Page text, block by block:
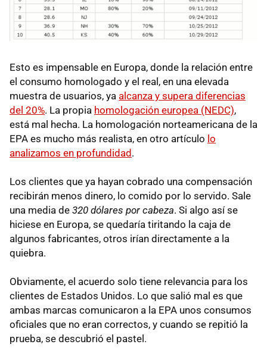
Esto es impensable en Europa, donde la relación entre
el consumo homologado y el real, en una elevada
muestra de usuarios, ya alcanza y supera diferencias
del 20%. La propia homologación europea (NEDC),
está mal hecha. La homologación norteamericana de la
EPA es mucho más realista, en otro artículo lo
analizamos en profundidad.
Los clientes que ya hayan cobrado una compensación
recibirán menos dinero, lo comido por lo servido. Sale
una media de 320 dólares por cabeza. Si algo así se
hiciese en Europa, se quedaría tiritando la caja de
algunos fabricantes, otros irían directamente a la
quiebra.
Obviamente, el acuerdo solo tiene relevancia para los
clientes de Estados Unidos. Lo que salió mal es que
ambas marcas comunicaron a la EPA unos consumos
oficiales que no eran correctos, y cuando se repitió la
prueba, se descubrió el pastel.